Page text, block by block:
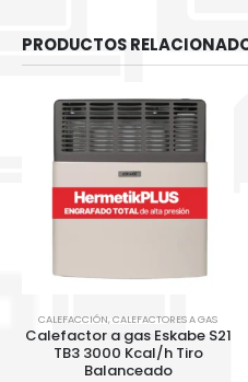
PRODUCTOS
CALEFACCIÓN,CALEFACTORES A GAS
Calefactor a gas Eskabe S21
TB3 3000 Kcal/h Tiro
Balanceado